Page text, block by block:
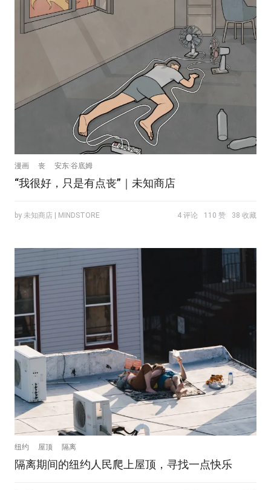
漫画 丧 安东·谷底姆
“我很好，只是有点丧”｜未知商店
by 未知商店 | MINDSTORE 4 评论 110 赞 38 收藏
纽约 屋顶 隔离
隔离期间的纽约人民爬上屋顶，寻找一点快乐